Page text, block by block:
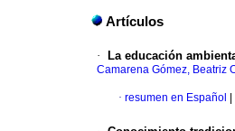
Artículos
· La educación
Camarena Gómez, Beatriz
· resumen en Español